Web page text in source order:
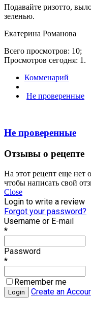
Подавайте ризотто,
зеленью.
Екатерина Романова
Всего просмотров: 10;
Просмотров сегодня: 1.
Комменарий
Не проверенные
Не проверенные
Отзывы о рецепте
На этот рецепт еще нет
чтобы написать свой
Close
Login to write a review
Forgot your password?
Username or E-mail
*
Password
*
Remember me
Create an